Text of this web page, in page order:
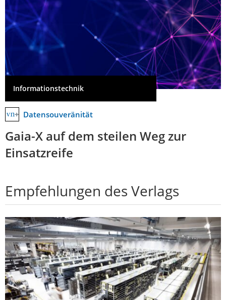
Informationstechnik
Datensouveränität
Gaia-X auf dem steilen Weg zur
Einsatzreife
Empfehlungen des Verlags